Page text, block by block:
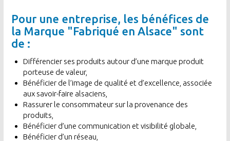
Pour une entreprise, les bénéfices de
la Marque "Fabriqué en Alsace" sont
de :
Différencier ses produits autour d’une marque produit
porteuse de valeur,
Bénéficier de l’image de qualité et d’excellence, associée
aux savoir-faire alsaciens,
Rassurer le consommateur sur la provenance des
produits,
Bénéficier d’une communication et visibilité globale,
Bénéficier d’un réseau,